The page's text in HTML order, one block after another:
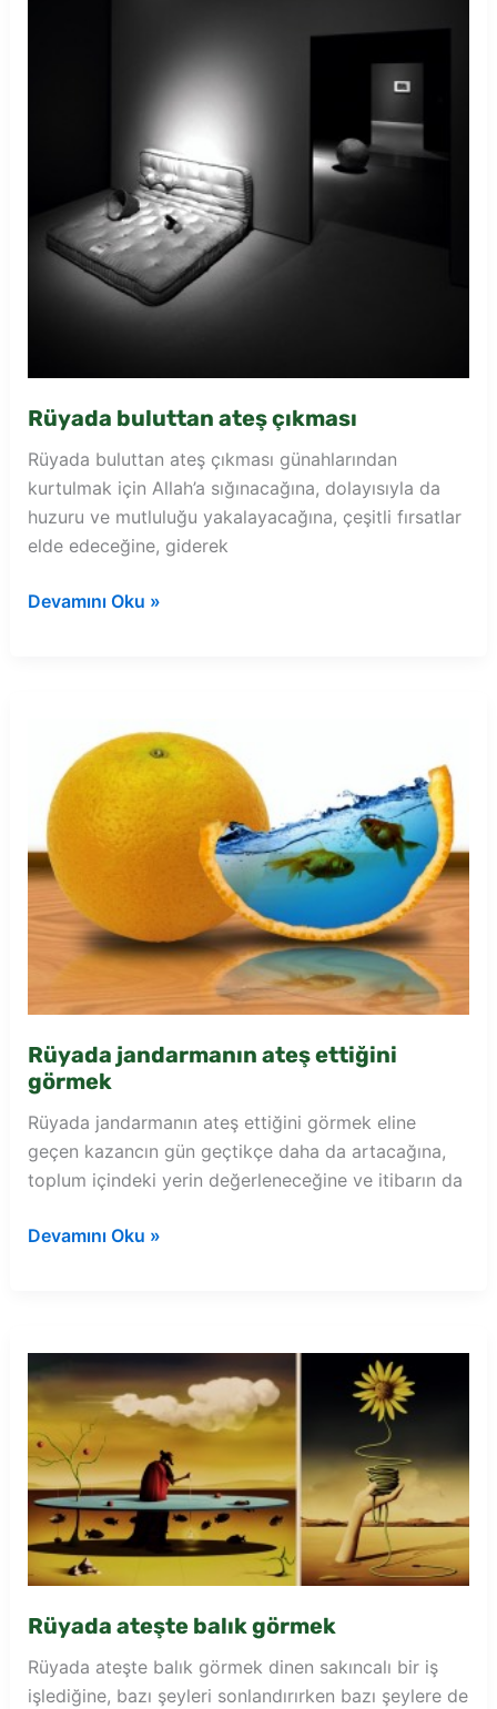
Rüyada buluttan ateş çıkması
Rüyada buluttan ateş çıkması günahlarından
kurtulmak için Allah’a sığınacağına, dolayısıyla da
huzuru ve mutluluğu yakalayacağına, çeşitli fırsatlar
elde edeceğine, giderek
Rüyada
Devamını Oku »
Rüyada jandarmanın ateş ettiğini
görmek
Rüyada jandarmanın ateş ettiğini görmek eline
geçen kazancın gün geçtikçe daha da artacağına,
toplum içindeki yerin değerleneceğine ve itibarın da
Rüyada
görmek
Devamını Oku »
Rüyada ateşte balık görmek
Rüyada ateşte balık görmek dinen sakıncalı bir iş
işlediğine, bazı şeyleri sonlandırırken bazı şeylere de